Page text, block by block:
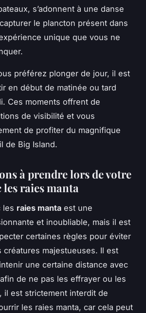
s’adonnent à une danse
le plancton présent dans
expérience unique que vous ne
préférez plonger de jour, il est
en début de matinée ou tard
Ces moments offrent de
de visibilité et vous
de profiter du magnifique
de Big Island.
à prendre lors de votre
les raies manta
les raies manta est une
et inoubliable, mais il est
certaines règles pour éviter
créatures majestueuses. Il est
une certaine distance avec
de ne pas les effrayer ou les
il est strictement interdit de
les raies manta, car cela peut